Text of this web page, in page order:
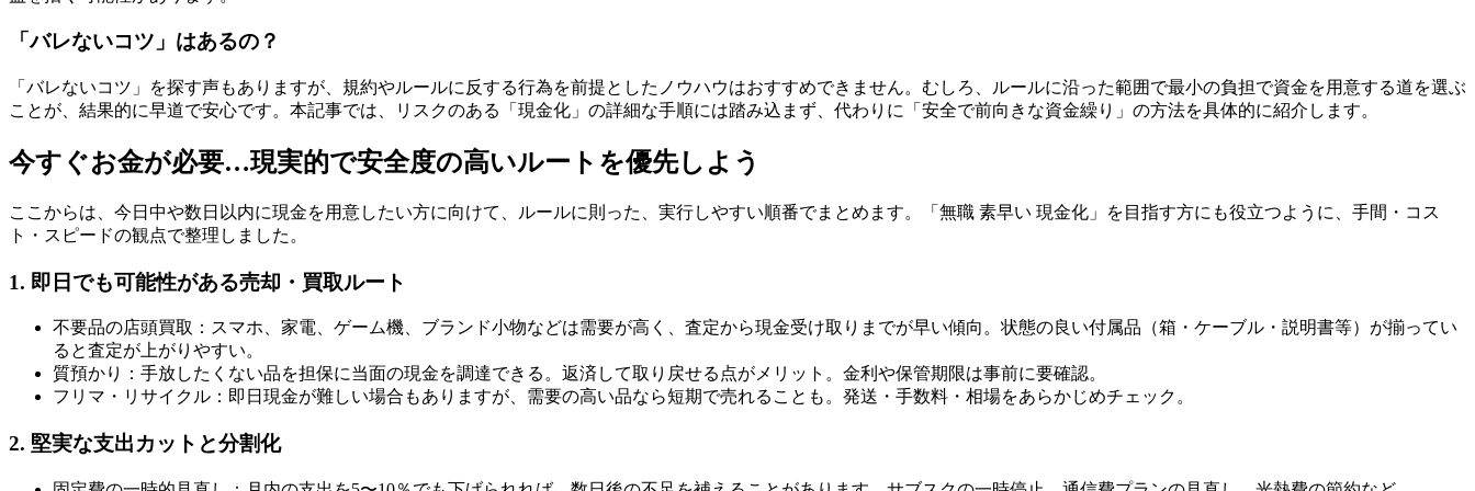
「バレないコツ」はあるの？
「バレないコツ」を探す声もありますが、規約やルールに反する行為を前提としたノウハウはおすすめできません。むしろ、ルールに沿った範囲で最小の負担で資金を用意する道を選ぶ
ことが、結果的に早道で安心です。本記事では、リスクのある「現金化」の詳細な手順には踏み込まず、代わりに「安全で前向きな資金繰り」の方法を具体的に紹介します。
今すぐお金が必要…現実的で安全度の高いルートを優先しよう
ここからは、今日中や数日以内に現金を用意したい方に向けて、ルールに則った、実行しやすい順番でまとめます。「無職 素早い 現金化」を目指す方にも役立つように、手間・コス
ト・スピードの観点で整理しました。
1. 即日でも可能性がある売却・買取ルート
不要品の店頭買取：スマホ、家電、ゲーム機、ブランド小物などは需要が高く、査定から現金受け取りまでが早い傾向。状態の良い付属品（箱・ケーブル・説明書等）が揃ってい
ると査定が上がりやすい。
質預かり：手放したくない品を担保に当面の現金を調達できる。返済して取り戻せる点がメリット。金利や保管期限は事前に要確認。
フリマ・リサイクル：即日現金が難しい場合もありますが、需要の高い品なら短期で売れることも。発送・手数料・相場をあらかじめチェック。
2. 堅実な支出カットと分割化